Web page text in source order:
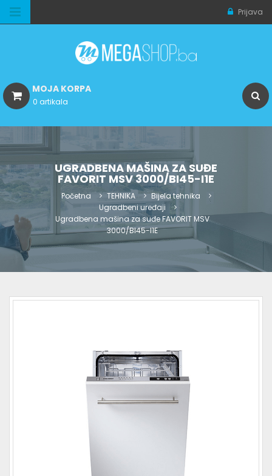
Prijava
MOJA KORPA
0 artikala
UGRADBENA MAŠINA ZA SUĐE
FAVORIT MSV 3000/BI45-I1E
Početna TEHNIKA
Bijela tehnika
Ugradbeni uređaji
Ugradbena mašina za suđe FAVORIT MSV
3000/BI45-I1E